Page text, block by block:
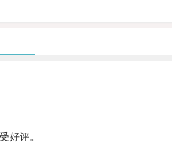
好评。